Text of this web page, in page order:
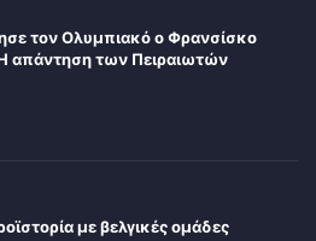
τον Ολυμπιακό ο Φρανσίσκο
απάντηση των Πειραιωτών
με βελγικές ομάδες